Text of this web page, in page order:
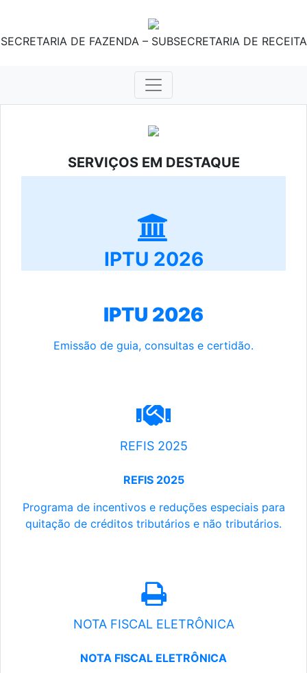
SECRETARIA DE FAZENDA – SUBSECRETARIA DE RECEITA
SERVIÇOS EM DESTAQUE
IPTU 2026
IPTU 2026
Emissão de guia, consultas e certidão.
REFIS 2025
REFIS 2025
Programa de incentivos e reduções especiais para
quitação de créditos tributários e não tributários.
NOTA FISCAL ELETRÔNICA
NOTA FISCAL ELETRÔNICA